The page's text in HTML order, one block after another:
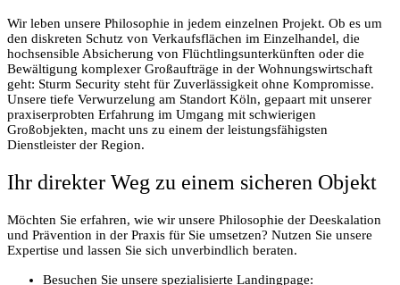
Wir leben unsere Philosophie in jedem einzelnen Projekt. Ob es um
den diskreten Schutz von Verkaufsflächen im Einzelhandel, die
hochsensible Absicherung von Flüchtlingsunterkünften oder die
Bewältigung komplexer Großaufträge in der Wohnungswirtschaft
geht: Sturm Security steht für Zuverlässigkeit ohne Kompromisse.
Unsere tiefe Verwurzelung am Standort Köln, gepaart mit unserer
praxiserprobten Erfahrung im Umgang mit schwierigen
Großobjekten, macht uns zu einem der leistungsfähigsten
Dienstleister der Region.
Ihr direkter Weg zu einem sicheren Objekt
Möchten Sie erfahren, wie wir unsere Philosophie der Deeskalation
und Prävention in der Praxis für Sie umsetzen? Nutzen Sie unsere
Expertise und lassen Sie sich unverbindlich beraten.
Besuchen Sie unsere spezialisierte Landingpage: